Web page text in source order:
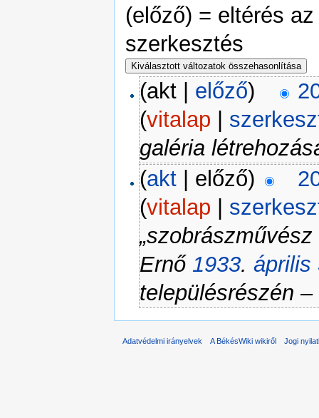
(előző) = eltérés
szerkesztés
(akt | előző)
(vitalap |
galéria
(akt | előző)
(vitalap
Ernő 1933.április
településrészén
Adatvédelmi irányelvek A BékésWiki wikiről Jogi